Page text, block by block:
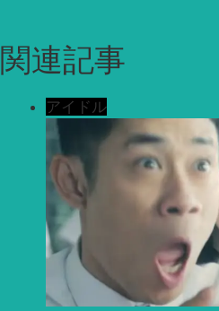
関連記事
アイドル